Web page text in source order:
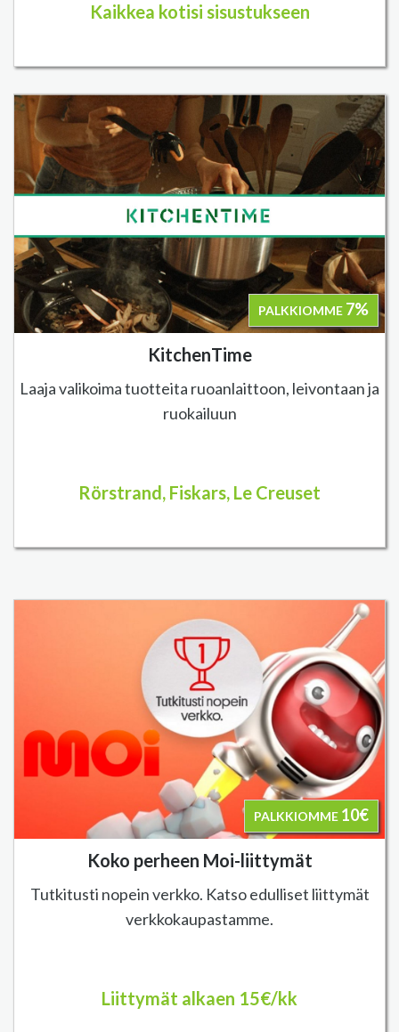
Kaikkea kotisi sisustukseen
PALKKIOMME 7%
KitchenTime
Laaja valikoima tuotteita ruoanlaittoon, leivontaan ja
ruokailuun
Rörstrand, Fiskars, Le Creuset
PALKKIOMME 10€
Koko perheen Moi-liittymät
Tutkitusti nopein verkko. Katso edulliset liittymät
verkkokaupastamme.
Liittymät alkaen 15€/kk